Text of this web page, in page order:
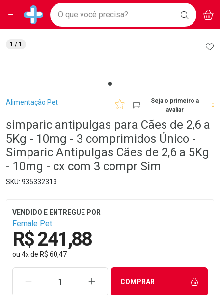
Drogarias Pacheco
Baixe nosso APP e aproveite Ofertas Exclusivas!
BAIXE
O APP
Ir direto para a home
pela página
Ir direto para o conteúdo
Ir direto para a busca
Ir direto para a conta
Faça a sua busca
O que você precisa? BUSCAR
Menu
Breadcrumb
Alimentação Pet
Seja o primeiro a
avaliar
0
simparic antipulgas para Cães de 2,6 a
5Kg - 10mg - 3 comprimidos Único -
Simparic Antipulgas Cães de 2,6 a 5Kg
- 10mg - cx com 3 compr Sim
935332313
Female Pet
R$ 241,88
ou 4xde R$ 60,47
REMOVER UMA UNIDADEAUMENTAR UMA UNIDADE
COMPRAR
1 / 1